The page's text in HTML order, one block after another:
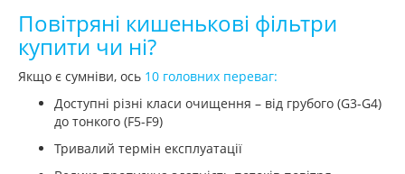
Повітряні кишенькові фільтри
купити чи ні?
Якщо є сумніви, ось 10 головних переваг:
Доступні різні класи очищення – від грубого (G3-G4)
до тонкого (F5-F9)
Тривалий термін експлуатації